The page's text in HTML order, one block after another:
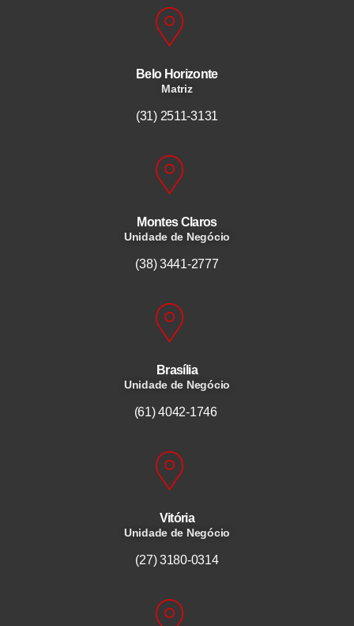
Belo Horizonte
Matriz
(31) 2511-3131
Montes Claros
Unidade de Negócio
(38) 3441-2777
Brasília
Unidade de Negócio
(61) 4042-1746
Vitória
Unidade de Negócio
(27) 3180-0314